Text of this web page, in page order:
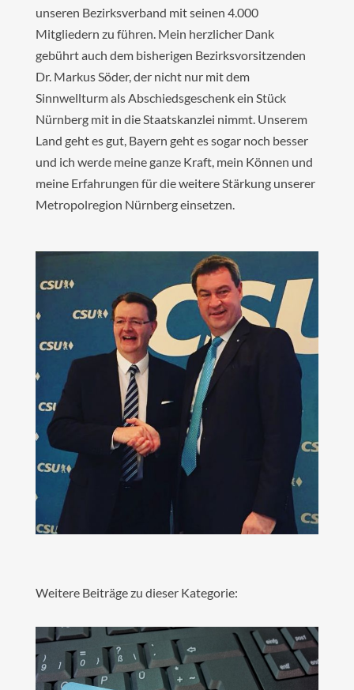
unseren Bezirksverband mit seinen 4.000
Mitgliedern zu führen. Mein herzlicher Dank
gebührt auch dem bisherigen Bezirksvorsitzenden
Dr. Markus Söder, der nicht nur mit dem
Sinnwellturm als Abschiedsgeschenk ein Stück
Nürnberg mit in die Staatskanzlei nimmt. Unserem
Land geht es gut, Bayern geht es sogar noch besser
und ich werde meine ganze Kraft, mein Können und
meine Erfahrungen für die weitere Stärkung unserer
Metropolregion Nürnberg einsetzen.
Weitere Beiträge zu dieser Kategorie: